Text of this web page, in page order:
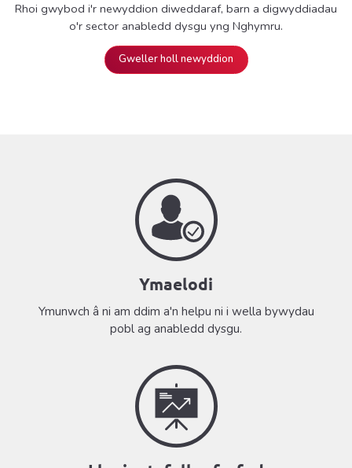
Rhoi gwybod i'r newyddion diweddaraf, barn a digwyddiadau
o'r sector anabledd dysgu yng Nghymru.
Gweller holl newyddion
Ymaelodi
Ymunwch â ni am ddim a'n helpu ni i wella bywydau
pobl ag anabledd dysgu.